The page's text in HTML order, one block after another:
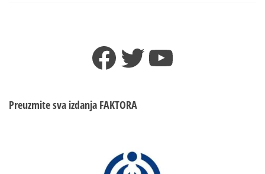
u
suprotnom
Facebook
TwitterYouTube
Preuzmite sva izdanja FAKTORA